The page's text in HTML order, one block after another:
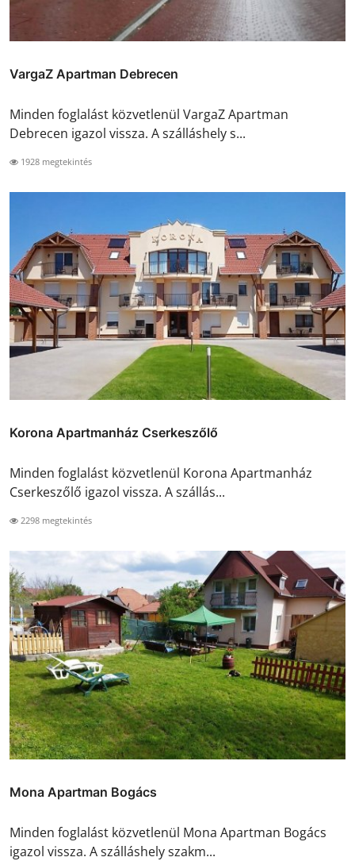
VargaZ Apartman Debrecen
Minden foglalást közvetlenül VargaZ Apartman
Debrecen igazol vissza. A szálláshely s...
1928 megtekintés
Korona Apartmanház Cserkeszőlő
Minden foglalást közvetlenül Korona Apartmanház
Cserkeszőlő igazol vissza. A szállás...
2298 megtekintés
Mona Apartman Bogács
Minden foglalást közvetlenül Mona Apartman Bogács
igazol vissza. A szálláshely szakm...